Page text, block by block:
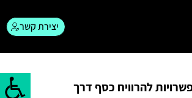
יצירת קשר
להרוויח כסף דרך